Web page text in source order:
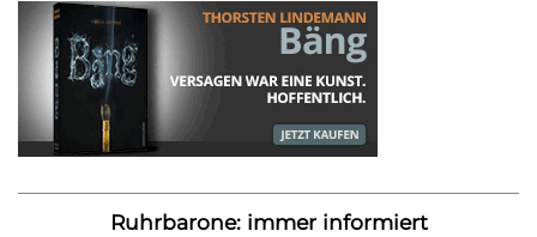
Ruhrbarone: immer informiert